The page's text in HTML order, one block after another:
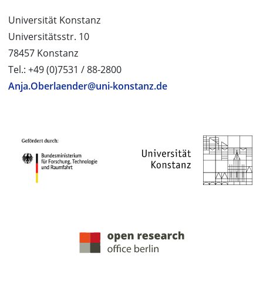
Universität Konstanz
Universitätsstr. 10
78457 Konstanz
Tel.: +49 (0)7531 / 88-2800
Anja.Oberlaender@uni-konstanz.de